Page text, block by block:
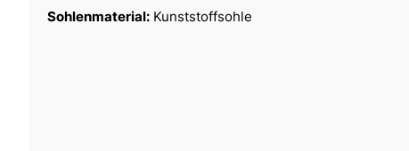
Sohlenmaterial: Kunststoffsohle